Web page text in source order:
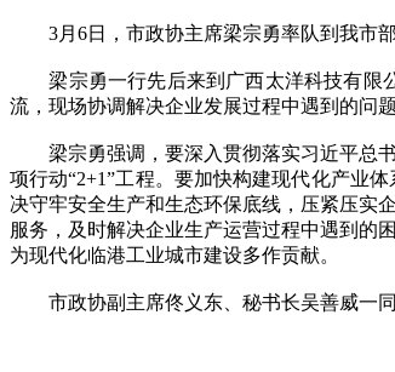
3月6日，市政协主席梁宗勇率队到我市部
梁宗勇一行先后来到广西太洋科技有限公
流，现场协调解决企业发展过程中遇到的问题
梁宗勇强调，要深入贯彻落实习近平总书
项行动“2+1”工程。要加快构建现代化产业
决守牢安全生产和生态环保底线，压紧压实
服务，及时解决企业生产运营过程中遇到的
为现代化临港工业城市建设多作贡献。
市政协副主席佟义东、秘书长吴善威一同